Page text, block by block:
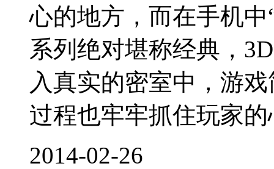
心的地方，而在手机中
系列绝对堪称经典，
入真实的密室中，游
过程也牢牢抓住玩家的
2014-02-26